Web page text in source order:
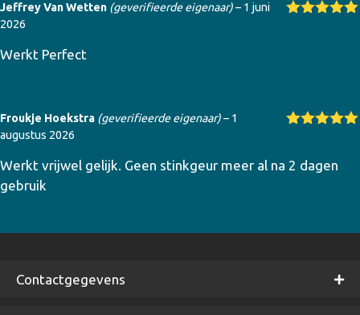
Jeffrey Van Wetten (geverifieerde eigenaar)– 1 juni
2026
Werkt Perfect
Froukje Hoekstra (geverifieerde eigenaar)– 1
augustus 2026
Werkt vrijwel gelijk. Geen stinkgeur meer al na 2 dagen
gebruik
Contactgegevens